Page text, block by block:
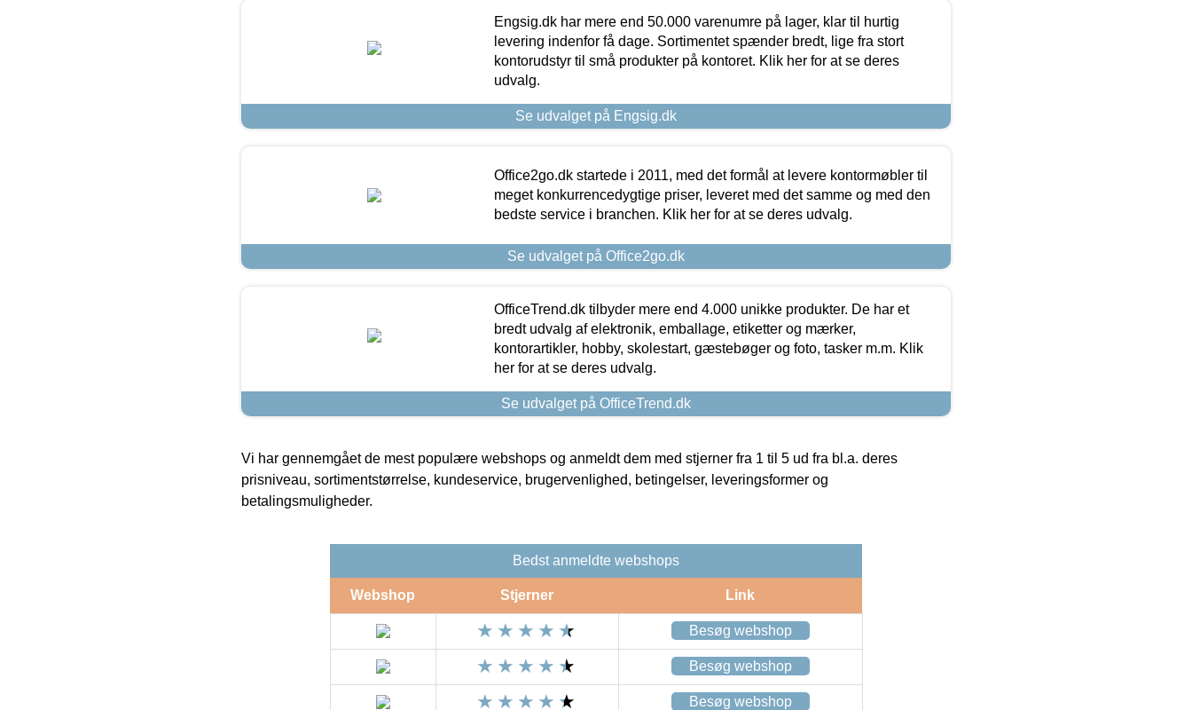
Engsig.dk har mere end 50.000 varenumre på lager, klar til hurtig
levering indenfor få dage. Sortimentet spænder bredt, lige fra stort
kontorudstyr til små produkter på kontoret. Klik her for at se deres
udvalg.
Se udvalget på Engsig.dk
Office2go.dk startede i 2011, med det formål at levere kontormøbler til
meget konkurrencedygtige priser, leveret med det samme og med den
bedste service i branchen. Klik her for at se deres udvalg.
Se udvalget på Office2go.dk
OfficeTrend.dk tilbyder mere end 4.000 unikke produkter. De har et
bredt udvalg af elektronik, emballage, etiketter og mærker,
kontorartikler, hobby, skolestart, gæstebøger og foto, tasker m.m. Klik
her for at se deres udvalg.
Se udvalget på OfficeTrend.dk
Vi har gennemgået de mest populære webshops og anmeldt dem med stjerner fra 1 til 5 ud fra bl.a. deres
prisniveau, sortimentstørrelse, kundeservice, brugervenlighed, betingelser, leveringsformer og
betalingsmuligheder.
Bedst anmeldte webshops
Webshop Stjerner Link
Besøg webshop
Besøg webshop
Besøg webshop